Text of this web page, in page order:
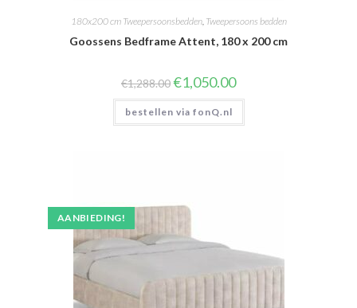
180x200 cm Tweepersoonsbedden, Tweepersoons bedden
Goossens Bedframe Attent, 180 x 200 cm
€1,288.00Oorspronkelijke
prijs
was:
€1,288.00.
€1,050.00Huidige
prijs
is:
bestellen via fonQ.nl
AANBIEDING!